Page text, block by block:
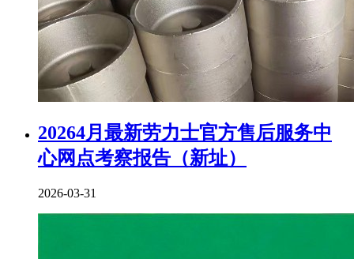
20264月最新劳力士官方售后服务中
心网点考察报告（新址）
2026-03-31